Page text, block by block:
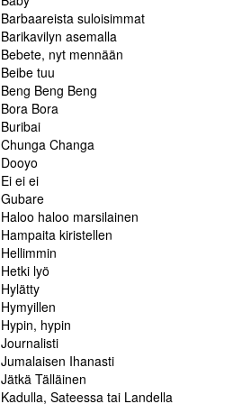
Barbaareista suloisimmat
Barikavilyn asemalla
Bebete, nyt mennään
Beibe tuu
Beng Beng Beng
Bora Bora
Buribai
Chunga Changa
Dooyo
Ei ei ei
Gubare
Haloo haloo marsilainen
Hampaita kiristellen
Hellimmin
Hetki lyö
Hylätty
Hymyillen
Hypin, hypin
Journalisti
Jumalaisen Ihanasti
Jätkä Tälläinen
Kadulla, Sateessa tai Landella